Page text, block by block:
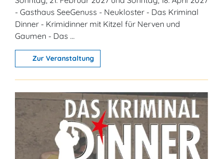
- Gasthaus SeeGenuss - Neukloster - Das Kriminal
Dinner - Krimidinner mit Kitzel für Nerven und
Gaumen - Das ...
Zur Veranstaltung